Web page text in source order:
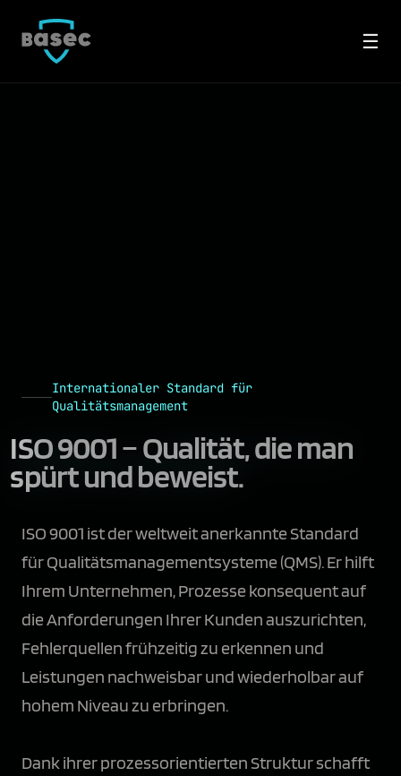
☰
Internationaler Standard für
Qualitätsmanagement
ISO 9001 –Qualität, die man
spürt und beweist.
ISO 9001 ist der weltweit anerkannte Standard
für Qualitätsmanagementsysteme (QMS). Er hilft
Ihrem Unternehmen, Prozesse konsequent auf
die Anforderungen Ihrer Kunden auszurichten,
Fehlerquellen frühzeitig zu erkennen und
Leistungen nachweisbar und wiederholbar auf
hohem Niveau zu erbringen.
Dank ihrer prozessorientierten Struktur schafft